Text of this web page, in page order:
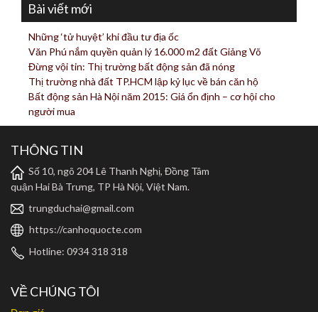
Bài viết mới
Những ‘tử huyệt’ khi đầu tư địa ốc
Văn Phú nắm quyền quản lý 16.000 m2 đất Giảng Võ
Đừng vội tin: Thị trường bất động sản đã nóng
Thị trường nhà đất TP.HCM lập kỷ lục về bán căn hộ
Bất động sản Hà Nội năm 2015: Giá ổn định – cơ hội cho
người mua
THÔNG TIN
Số 10, ngõ 204 Lê Thanh Nghị, Đồng Tâm
quận Hai Bà Trưng, TP Hà Nội, Việt Nam.
trungduchai@gmail.com
https://canhoquocte.com
Hotline: 0934 318 318
VỀ CHÚNG TÔI